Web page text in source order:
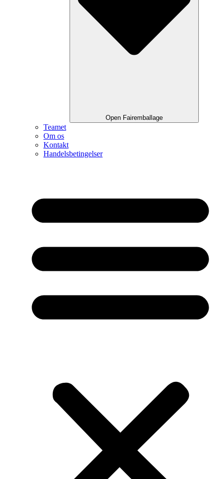
Open Fairemballage
Teamet
Om os
Kontakt
Handelsbetingelser